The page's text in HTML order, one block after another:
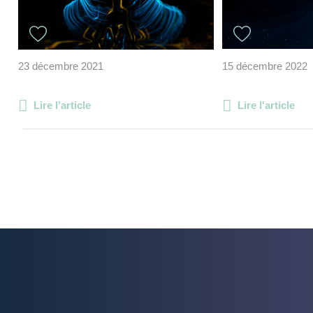
23 décembre 2021
Lire l'article
15 décembre 2022
Lire l'article